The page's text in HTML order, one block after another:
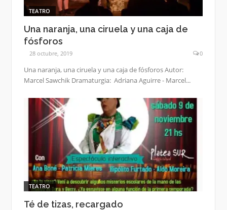
TEATRO
Una naranja, una ciruela y una caja de
fósforos
28 octubre, 2019 0
Una naranja, una ciruela y una caja de fósforos Autor:
Marcel Sawchik Dramaturgia: Adriana Aguirre - Marcel...
TEATRO
Té de tizas, recargado